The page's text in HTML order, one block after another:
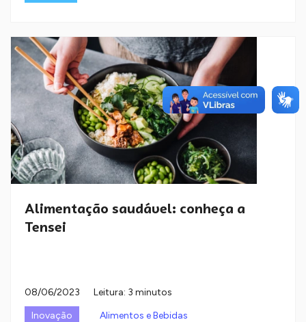
Alimentação saudável: conheça a
Tensei
08/06/2023
Leitura: 3 minutos
Inovação
Alimentos e Bebidas